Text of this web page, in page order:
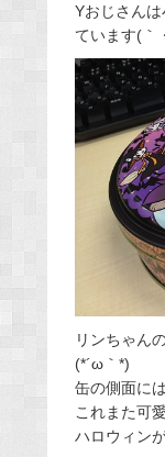
Yおじさん
ています(｀
リンちゃん
(*´ω｀*)
缶の側面に
これまた可
ハロウィン